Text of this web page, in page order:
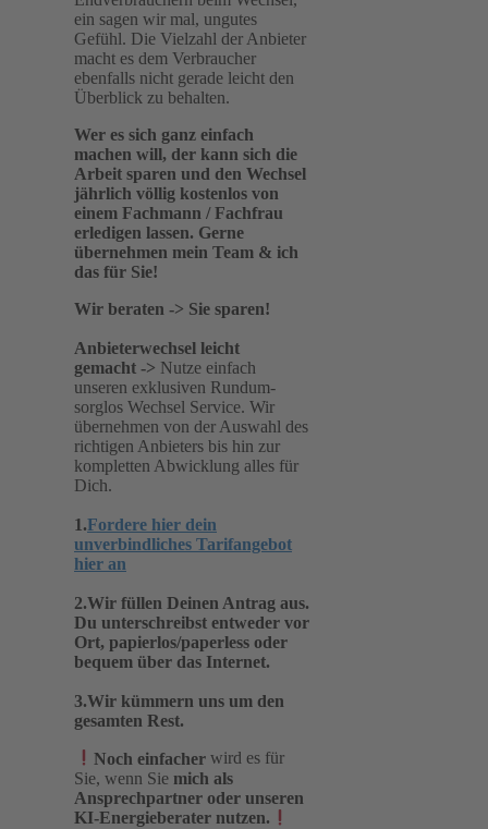
ein sagen wir mal, ungutes
Gefühl. Die Vielzahl der Anbieter
macht es dem Verbraucher
ebenfalls nicht gerade leicht den
Überblick zu behalten.
Wer es sich ganz einfach
machen will, der kann sich die
Arbeit sparen und den Wechsel
jährlich völlig kostenlos von
einem Fachmann / Fachfrau
erledigen lassen. Gerne
übernehmen mein Team & ich
das für Sie!
Wir beraten -> Sie sparen!
Anbieterwechsel leicht
gemacht -> Nutze einfach
unseren exklusiven Rundum-
sorglos Wechsel Service. Wir
übernehmen von der Auswahl des
richtigen Anbieters bis hin zur
kompletten Abwicklung alles für
Dich.
1.Fordere hier dein
unverbindliches Tarifangebot
hier an
2.Wir füllen Deinen Antrag aus.
Du unterschreibst entweder vor
Ort, papierlos/paperless oder
bequem über das Internet.
3.Wir kümmern uns um den
gesamten Rest.
Noch einfacher wird es für
Sie, wenn Sie mich als
Ansprechpartner oder unseren
KI-Energieberater nutzen.